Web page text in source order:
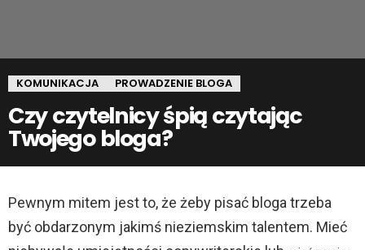
KOMUNIKACJA PROWADZENIE BLOGA
Czy czytelnicy śpią czytając
Twojego bloga?
Pewnym mitem jest to, że żeby pisać bloga trzeba
być obdarzonym jakimś nieziemskim talentem. Mieć